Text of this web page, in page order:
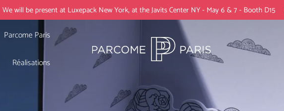
We will be present at Luxepack New York, at the Javits Center NY - May 6 & 7 - Booth D15
Parcome Paris
Réalisations